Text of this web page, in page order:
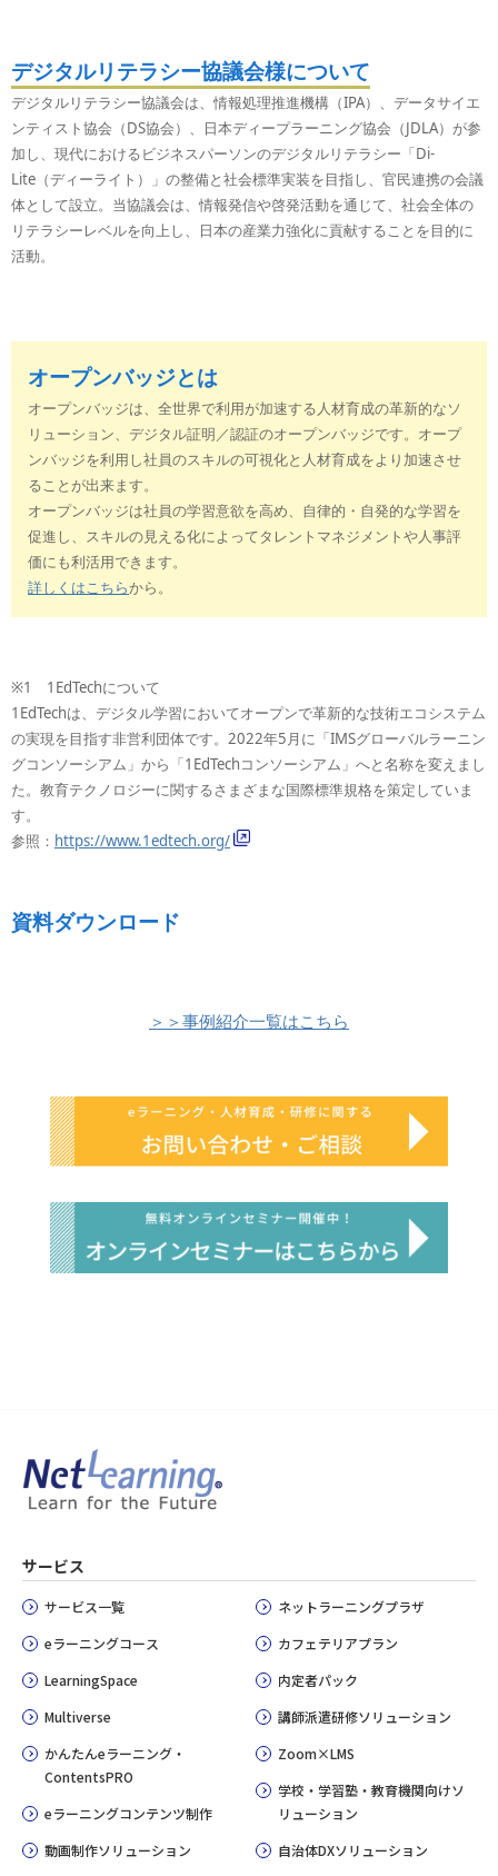
デジタルリテラシー協議会様について
デジタルリテラシー協議会は、情報処理推進機構（IPA）、データサイエ
ンティスト協会（DS協会）、日本ディープラーニング協会（JDLA）が参
加し、現代におけるビジネスパーソンのデジタルリテラシー「Di-
Lite（ディーライト）」の整備と社会標準実装を目指し、官民連携の会議
体として設立。当協議会は、情報発信や啓発活動を通じて、社会全体の
リテラシーレベルを向上し、日本の産業力強化に貢献することを目的に
活動。
オープンバッジとは
オープンバッジは、全世界で利用が加速する人材育成の革新的なソ
リューション、デジタル証明／認証のオープンバッジです。オープ
ンバッジを利用し社員のスキルの可視化と人材育成をより加速させ
ることが出来ます。
オープンバッジは社員の学習意欲を高め、自律的・自発的な学習を
促進し、スキルの見える化によってタレントマネジメントや人事評
価にも利活用できます。
詳しくはこちらから。
※1 1EdTechについて
1EdTechは、デジタル学習においてオープンで革新的な技術エコシステム
の実現を目指す非営利団体です。2022年5月に「IMSグローバルラーニン
グコンソーシアム」から「1EdTechコンソーシアム」へと名称を変えまし
た。教育テクノロジーに関するさまざまな国際標準規格を策定していま
す。
参照： https://www.1edtech.org/
資料ダウンロード
＞＞事例紹介一覧はこちら
サービス
サービス一覧
eラーニングコース
LearningSpace
Multiverse
かんたんeラーニング・
ContentsPRO
eラーニングコンテンツ制作
動画制作ソリューション
ネットラーニングプラザ
カフェテリアプラン
内定者パック
講師派遣研修ソリューション
Zoom×LMS
学校・学習塾・教育機関向けソ
リューション
自治体DXソリューション